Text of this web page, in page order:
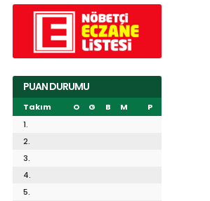
PUAN DURUMU
Takım O G B M
P
1.
2.
3.
4.
5.